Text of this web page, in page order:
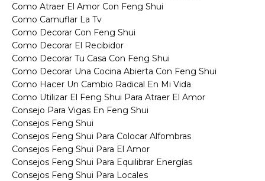
Como Atraer El Amor Con Feng Shui
Como Camuflar La Tv
Como Decorar Con Feng Shui
Como Decorar El Recibidor
Como Decorar Tu Casa Con Feng Shui
Como Decorar Una Cocina Abierta Con Feng Shui
Como Hacer Un Cambio Radical En Mi Vida
Como Utilizar El Feng Shui Para Atraer El Amor
Consejo Para Vigas En Feng Shui
Consejos Feng Shui
Consejos Feng Shui Para Colocar Alfombras
Consejos Feng Shui Para El Amor
Consejos Feng Shui Para Equilibrar Energías
Consejos Feng Shui Para Locales